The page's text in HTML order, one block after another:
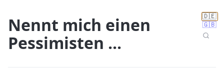
🇩🇪
🇬🇧
Nennt mich einen
Pessimisten ...